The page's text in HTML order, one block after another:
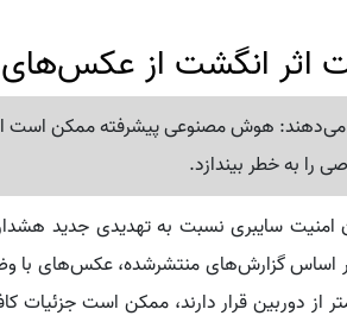
اثر انگشت از
می‌دهند: هوش مصنوعی پیشرفته ممکن است
را به خطر بیندازد.
امنیت سایبری نسبت به تهدیدی جدید هشدار
اساس گزارش‌های منتشرشده، عکس‌های با
از دوربین قرار دارند، ممکن است جزئیات